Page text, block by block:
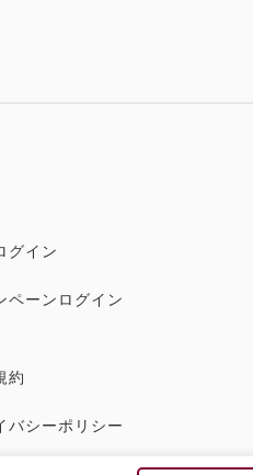
グイン
ペーンログイン
約
バシーポリシー